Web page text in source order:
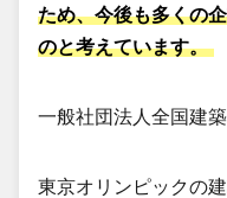
ため、今後も多くの
のと考えています。
一般社団法人全国建
東京オリンピックの